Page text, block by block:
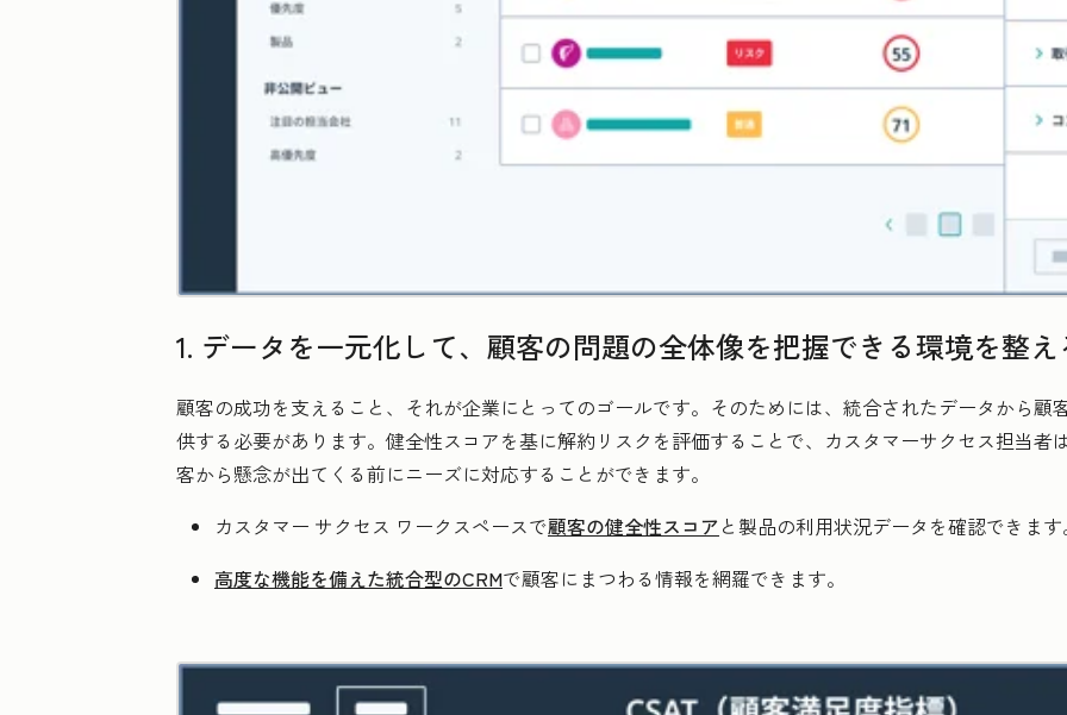
1. データを一元化して、顧客の問題の全体像を把握できる環境を整え
顧客の成功を支えること、それが企業にとってのゴールです。そのためには、統合されたデータから顧
供する必要があります。健全性スコアを基に解約リスクを評価することで、カスタマーサクセス担当者
客から懸念が出てくる前にニーズに対応することができます。
カスタマー サクセス ワークスペースで顧客の健全性スコアと製品の利用状況データを確認できま
高度な機能を備えた統合型のCRMで顧客にまつわる情報を網羅できます。